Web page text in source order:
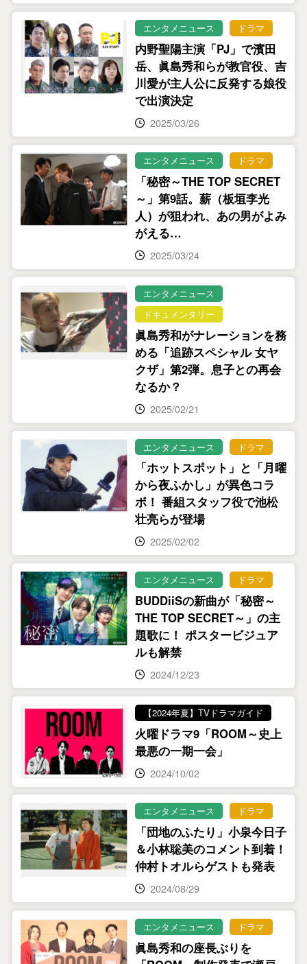
エンタメニュース ドラマ
内野聖陽主演「PJ」で濱田
岳、眞島秀和らが教官役、吉
川愛が主人公に反発する娘役
で出演決定
2025/03/26
エンタメニュース ドラマ
「秘密～THE TOP SECRET
～」第9話。薪（板垣李光
人）が狙われ、あの男がよみ
がえる…
2025/03/24
エンタメニュース
ドキュメンタリー
眞島秀和がナレーションを務
める「追跡スペシャル 女ヤ
クザ」第2弾。息子との再会
なるか？
2025/02/21
エンタメニュース ドラマ
「ホットスポット」と「月曜
から夜ふかし」が異色コラ
ボ！ 番組スタッフ役で池松
壮亮らが登場
2025/02/02
エンタメニュース ドラマ
BUDDiiSの新曲が「秘密～
THE TOP SECRET～」の主
題歌に！ ポスタービジュア
ルも解禁
2024/12/23
【2024年夏】TVドラマガイド
火曜ドラマ9「ROOM～史上
最悪の一期一会」
2024/10/02
エンタメニュース ドラマ
「団地のふたり」小泉今日子
＆小林聡美のコメント到着！
仲村トオルらゲストも発表
2024/08/29
エンタメニュース ドラマ
眞島秀和の座長ぶりを